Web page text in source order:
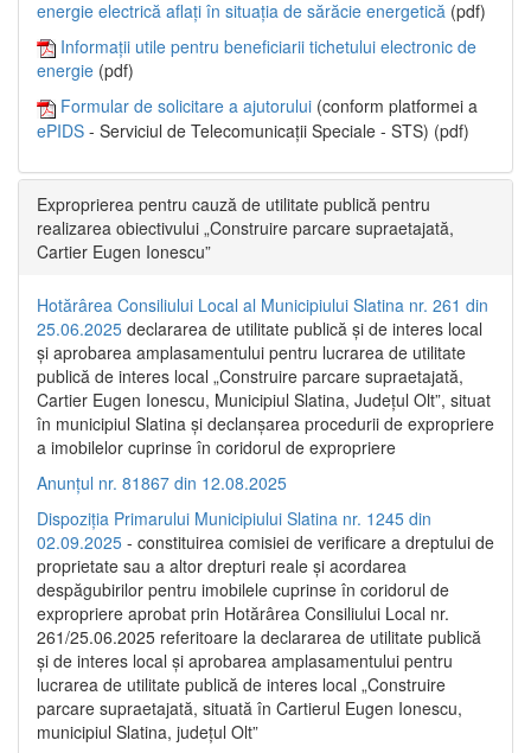
energie electrică aflați în situația de sărăcie energetică (pdf)
Informații utile pentru beneficiarii tichetului electronic de
energie (pdf)
Formular de solicitare a ajutorului (conform platformei a
ePIDS - Serviciul de Telecomunicații Speciale - STS) (pdf)
Exproprierea pentru cauză de utilitate publică pentru
realizarea obiectivului „Construire parcare supraetajată,
Cartier Eugen Ionescu”
Hotărârea Consiliului Local al Municipiului Slatina nr. 261 din
25.06.2025 declararea de utilitate publică și de interes local
și aprobarea amplasamentului pentru lucrarea de utilitate
publică de interes local „Construire parcare supraetajată,
Cartier Eugen Ionescu, Municipiul Slatina, Județul Olt”, situat
în municipiul Slatina și declanșarea procedurii de expropriere
a imobilelor cuprinse în coridorul de expropriere
Anunțul nr. 81867 din 12.08.2025
Dispoziția Primarului Municipiului Slatina nr. 1245 din
02.09.2025 - constituirea comisiei de verificare a dreptului de
proprietate sau a altor drepturi reale și acordarea
despăgubirilor pentru imobilele cuprinse în coridorul de
expropriere aprobat prin Hotărârea Consiliului Local nr.
261/25.06.2025 referitoare la declararea de utilitate publică
și de interes local și aprobarea amplasamentului pentru
lucrarea de utilitate publică de interes local „Construire
parcare supraetajată, situată în Cartierul Eugen Ionescu,
municipiul Slatina, județul Olt”